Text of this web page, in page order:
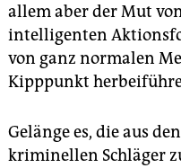
allem aber der Mut
intelligenten
von ganz normalen
Kipppunkt
Gelänge es, die aus
kriminellen Schläger